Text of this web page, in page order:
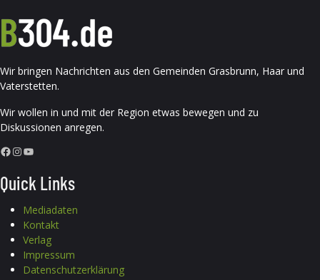
Wir bringen Nachrichten aus den Gemeinden Grasbrunn, Haar und
Vaterstetten.
Wir wollen in und mit der Region etwas bewegen und zu
Diskussionen anregen.
Facebook InstagramYouTube
Quick Links
Mediadaten
Kontakt
Verlag
Impressum
Datenschutzerklärung